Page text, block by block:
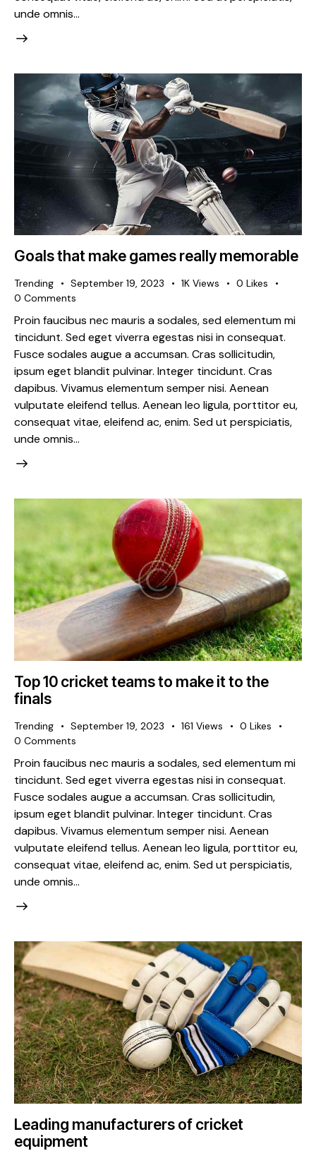
unde omnis…
Goals that make games really memorable
Trending September 19, 2023 1K Views 0 Likes
0 Comments
Proin faucibus nec mauris a sodales, sed elementum mi
tincidunt. Sed eget viverra egestas nisi in consequat.
Fusce sodales augue a accumsan. Cras sollicitudin,
ipsum eget blandit pulvinar. Integer tincidunt. Cras
dapibus. Vivamus elementum semper nisi. Aenean
vulputate eleifend tellus. Aenean leo ligula, porttitor eu,
consequat vitae, eleifend ac, enim. Sed ut perspiciatis,
unde omnis…
Top 10 cricket teams to make it to the
finals
Trending September 19, 2023 161 Views 0 Likes
0 Comments
Proin faucibus nec mauris a sodales, sed elementum mi
tincidunt. Sed eget viverra egestas nisi in consequat.
Fusce sodales augue a accumsan. Cras sollicitudin,
ipsum eget blandit pulvinar. Integer tincidunt. Cras
dapibus. Vivamus elementum semper nisi. Aenean
vulputate eleifend tellus. Aenean leo ligula, porttitor eu,
consequat vitae, eleifend ac, enim. Sed ut perspiciatis,
unde omnis…
Leading manufacturers of cricket
equipment